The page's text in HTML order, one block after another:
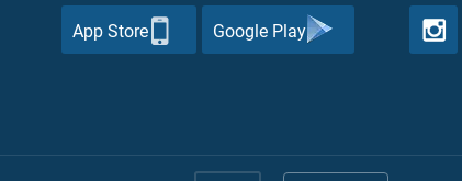
Google Play
App Store